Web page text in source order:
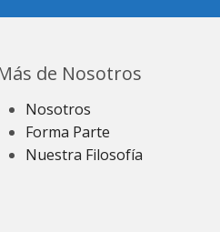
de Nosotros
Nosotros
Forma Parte
Nuestra Filosofía